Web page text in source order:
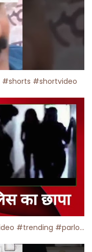
#shorts #shortvideo
मसाज पार्लर पर पुलिस का छापा ! #viralvideo #trending #parlour